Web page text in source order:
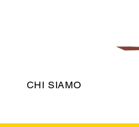
CHI SIAMO